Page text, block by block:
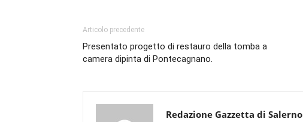
Articolo precedente
Presentato progetto di restauro della tomba a
camera dipinta di Pontecagnano.
Redazione Gazzetta di Salerno